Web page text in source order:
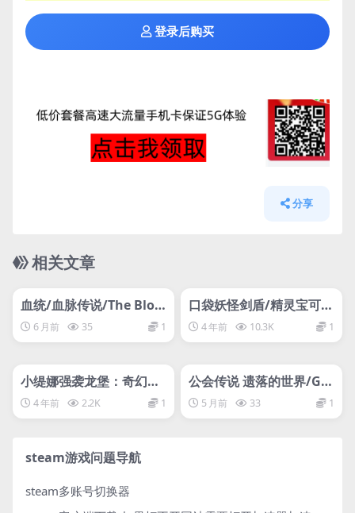
登录后购买
分享
相关文章
网盘下载游戏
血统/血脉传说/The Bloo
dline
6 月前 35 1
网盘下载游戏
口袋妖怪剑盾/精灵宝可梦
剑盾/Pokemon Sword S
hield
4 年前 10.3K 1
网盘下载游戏
小缇娜强袭龙堡：奇幻之
地大冒险/Tiny Tina’s As
sault Dragon Keep
4 年前 2.2K 1
网盘下载游戏
公会传说 遗落的世界/Gui
ld Saga: Vanished Worl
ds
5 月前 33 1
steam游戏问题导航
steam多账号切换器